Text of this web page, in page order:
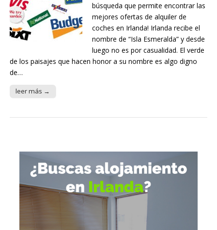
búsqueda que permite encontrar las
mejores ofertas de alquiler de
coches en Irlanda! Irlanda recibe el
nombre de “Isla Esmeralda” y desde
luego no es por casualidad. El verde
de los paisajes que hacen honor a su nombre es algo digno
de…
leer más →